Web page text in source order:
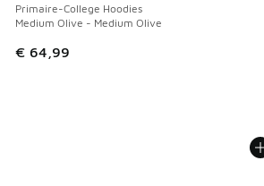
Primaire-College Hoodies
Medium Olive - Medium Olive
€ 64,99